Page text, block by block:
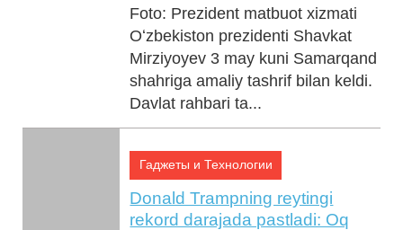
Foto: Prezident matbuot xizmati
Oʻzbekiston prezidenti Shavkat
Mirziyoyev 3 may kuni Samarqand
shahriga amaliy tashrif bilan keldi.
Davlat rahbari ta...
Гаджеты и Технологии
Donald Trampning reytingi
rekord darajada pastladi: Oq